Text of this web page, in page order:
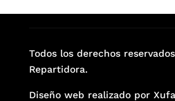
Todos los derechos
Repartidora.
Diseño web realizado por